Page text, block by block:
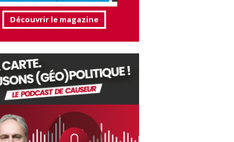
Découvrir le magazine